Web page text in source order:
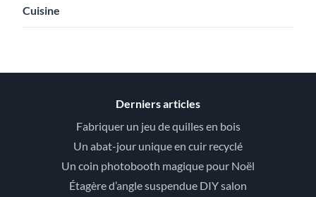
Cuisine
Derniers articles
Fabriquer un jeu de quilles en bois
Un abat-jour unique en cuir recyclé
Un coin photobooth magique pour Noël
Étagère d’angle suspendue DIY salon